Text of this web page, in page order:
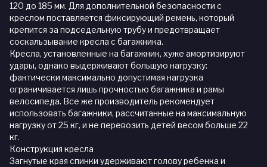
120 до 185 мм. Для дополнительной безопасности с
креслом поставляется фиксирующий ремень, который
крепится за подседельную трубу и предотвращает
соскальзывание кресла с багажника.
Кресла, установленные на багажник, хуже амортизируют
удары, однако выдерживают большую нагрузку:
фактически максимально допустимая нагрузка
ограничивается лишь прочностью багажника и рамы
велосипеда. Все же производитель рекомендует
использовать багажники, рассчитанные на максимальную
нагрузку от 25 кг, и не перевозить детей весом больше 22
кг.
Конструкция кресла
Загнутые края спинки удерживают голову ребенка и